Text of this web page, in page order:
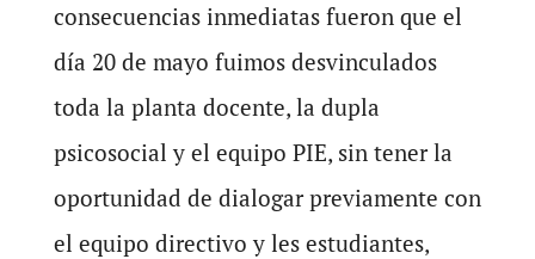
consecuencias inmediatas fueron que el
día 20 de mayo fuimos desvinculados
toda la planta docente, la dupla
psicosocial y el equipo PIE, sin tener la
oportunidad de dialogar previamente con
el equipo directivo y les estudiantes,